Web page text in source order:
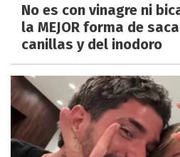
No es con vinagre ni
la MEJOR forma de
canillas y del inodoro